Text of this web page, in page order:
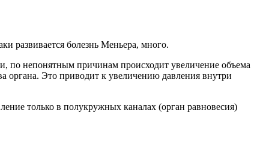
развивается болезнь Меньера, много.
по непонятным причинам происходит увеличение объема
органа. Это приводит к увеличению давления внутри
только в полукружных каналах (орган равновесия)